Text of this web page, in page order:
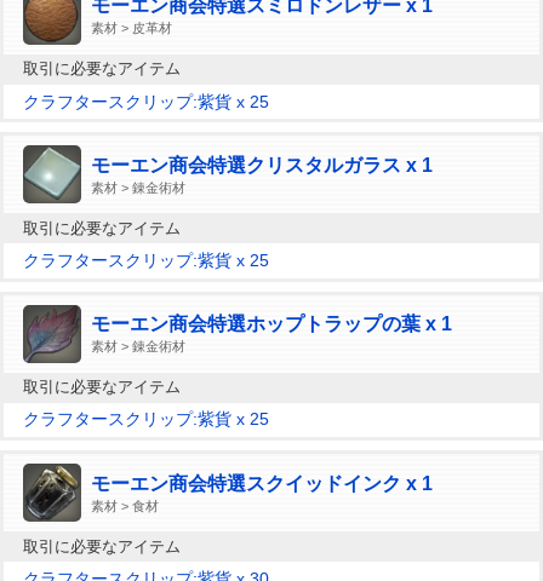
モーエン商会特選スミロドンレザー x 1
素材 > 皮革材
取引に必要なアイテム
クラフタースクリップ:紫貨 x 25
モーエン商会特選クリスタルガラス x 1
素材 > 錬金術材
取引に必要なアイテム
クラフタースクリップ:紫貨 x 25
モーエン商会特選ホップトラップの葉 x 1
素材 > 錬金術材
取引に必要なアイテム
クラフタースクリップ:紫貨 x 25
モーエン商会特選スクイッドインク x 1
素材 > 食材
取引に必要なアイテム